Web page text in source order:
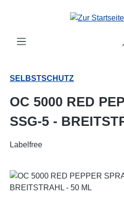
Zum Hauptinhalt springen
SELBSTSCHUTZ
OC 5000 RED
SSG-5 -
Labelfree